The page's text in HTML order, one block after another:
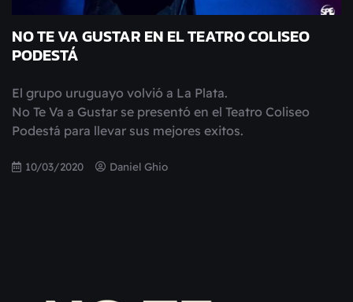
NO TE VA GUSTAR EN EL TEATRO COLISEO
PODESTÁ
El grupo uruguayo volvió a La Plata.
No Te Va a Gustar se presentó en el Teatro Coliseo
Podestá para llevar sus mejores exitos.
10/03/2020 Daniel Ghio